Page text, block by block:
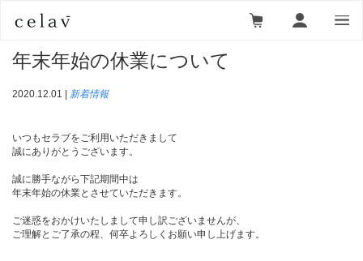
ニュース一覧 ＞ 年末年始の休業について
年末年始の休業について
2020.12.01 | 新着情報
いつもセラブをご利用いただきまして
誠にありがとうございます。
誠に勝手ながら下記期間中は
年末年始の休業とさせていただきます。
ご迷惑をおかけいたしまして申し訳ございませんが、
ご理解とご了承の程、何卒よろしくお願い申し上げます。